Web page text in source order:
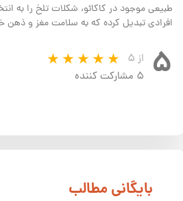
طبیعی موجود در کاکائو، شکلات تلخ را به
افرادی تبدیل کرده که به سلامت مغز و
۵ از ۵
۵ مشارکت کننده
​بایگانی مطالب